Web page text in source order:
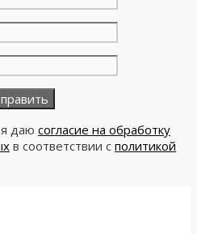
даю согласие на обработку
в соответствии с политикой